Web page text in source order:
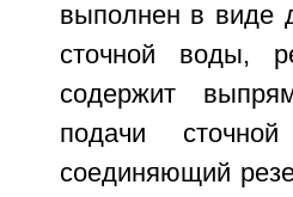
выполнен в виде
сточной воды,
содержит
подачи
соединяющий